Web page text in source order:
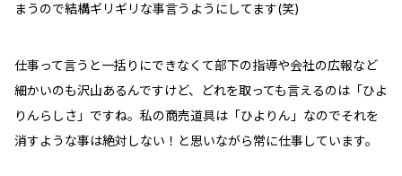
まうので結構ギリギリな事言うようにしてます(笑)
仕事って言うと一括りにできなくて部下の指導や会社の広報など
細かいのも沢山あるんですけど、どれを取っても言えるのは「ひよ
りんらしさ」ですね。私の商売道具は「ひよりん」なのでそれを
消すような事は絶対しない！と思いながら常に仕事しています。